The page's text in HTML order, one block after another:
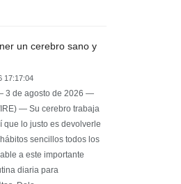
un cerebro sano y
17:17:04
3 de agosto de 2026 —
— Su cerebro trabaja
que lo justo es devolverle
sencillos todos los
a este importante
diaria para